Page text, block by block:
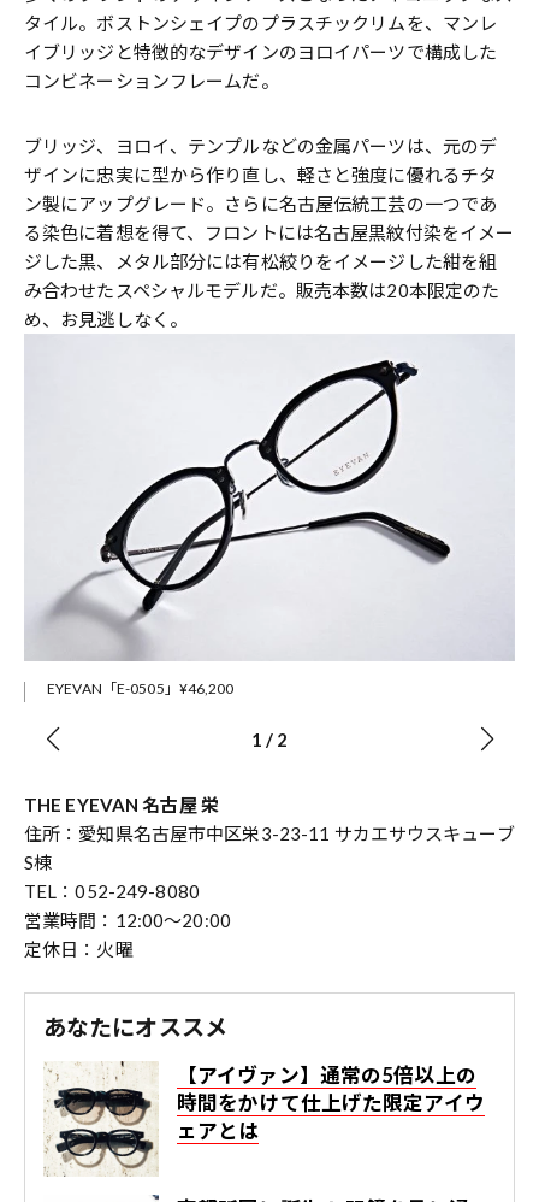
タイル。ボストンシェイプのプラスチックリムを、マンレ
イブリッジと特徴的なデザインのヨロイパーツで構成した
コンビネーションフレームだ。
ブリッジ、ヨロイ、テンプルなどの金属パーツは、元のデ
ザインに忠実に型から作り直し、軽さと強度に優れるチタ
ン製にアップグレード。さらに名古屋伝統工芸の一つであ
る染色に着想を得て、フロントには名古屋黒紋付染をイメー
ジした黒、メタル部分には有松絞りをイメージした紺を組
み合わせたスペシャルモデルだ。販売本数は20本限定のた
め、お見逃しなく。
EYEVAN「E-0505」¥46,200
1 / 2
THE EYEVAN 名古屋 栄
住所：愛知県名古屋市中区栄3-23-11 サカエサウスキューブ
S棟
TEL：052-249-8080
営業時間：12:00〜20:00
定休日：火曜
あなたにオススメ
【アイヴァン】通常の5倍以上の
時間をかけて仕上げた限定アイウ
ェアとは